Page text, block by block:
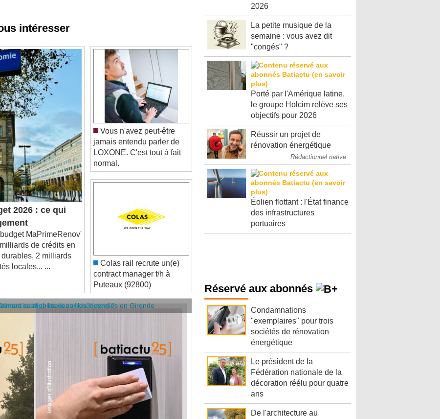
2026 : ce qui
MaPrimeRenov'
de crédits en
2 milliards
locales... ...
Vous n'avez peut-être
jamais entendu parler de
LOXONE. C'est tout à fait
normal.
contract manager f/h à
Puteaux (92800)
se mobilisent sur les incendies en Gironde
intelligents dans le bâtiment ?
2026
La petite musique de la
semaine : vous avez dit
"congés" ?
Porté par l'Amérique latine,
le groupe Holcim relève ses
objectifs pour 2026
Réussir un projet de
rénovation énergétique
Rédactionnel native
Éolien flottant : l'État finance
des infrastructures
portuaires
Réservé aux abonnés
Condamnations
"exemplaires" pour trois
sociétés de rénovation
énergétique
Le président de la
Fédération nationale de la
décoration réélu pour quatre
ans
De l'architecture au